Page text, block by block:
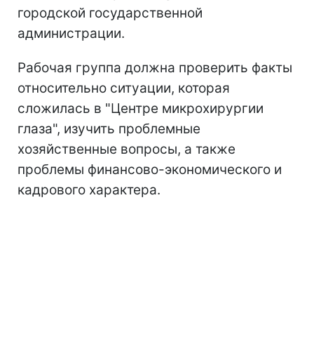
городской государственной
администрации.
Рабочая группа должна проверить факты
относительно ситуации, которая
сложилась в "Центре микрохирургии
глаза", изучить проблемные
хозяйственные вопросы, а также
проблемы финансово-экономического и
кадрового характера.